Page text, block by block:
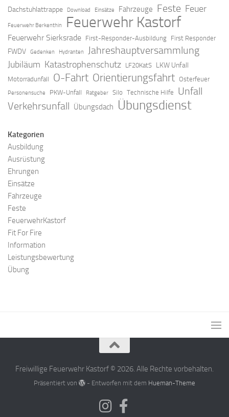
Dachstuhlattrappe
Download Einsätze Fahrzeuge Feste Feuer
Feuerwehr Berkenthin Feuerwehr Kastorf
Feuerwehr Sierksrade First-Responder-Ausbildung First Responder
FWDV Gedenken Hydranten Jahreshauptversammlung
Jubiläum Katastrophenschutz LF20KatS LKW Unfall
Motorradunfall O-Fahrt Orientierungsfahrt Osterfeuer
Personensuche PKW-Unfall Ratgeber Silo Technische Hilfe Unfall
Verkehrsunfall Übungsdach Übungsdienst
Kategorien
Ausbildung
Ausrüstung
Ehrungen
Einsätze
Fahrzeuge
Feste
FeuerwehrKastorf
Fit For Fire
Information
Leistungsbewertung
Übung
Freiwillige Feuerwehr Kastorf © 2026. Alle Rechte vorbehalten.
Präsentiert von - Entworfen mit dem Hueman-Theme